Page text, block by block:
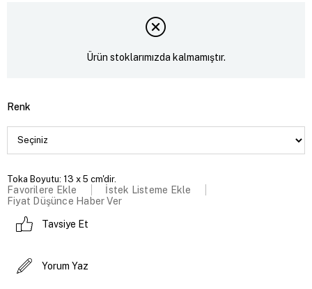
Ürün stoklarımızda kalmamıştır.
Renk
Toka Boyutu: 13 x 5 cm'dir.
Favorilere Ekle
İstek Listeme Ekle
Fiyat Düşünce Haber Ver
Tavsiye Et
Yorum Yaz